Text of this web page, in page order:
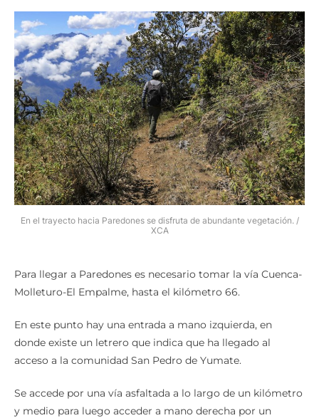
En el trayecto hacia Paredones se disfruta de abundante vegetación. /
XCA
Para llegar a Paredones es necesario tomar la vía Cuenca-
Molleturo-El Empalme, hasta el kilómetro 66.
En este punto hay una entrada a mano izquierda, en
donde existe un letrero que indica que ha llegado al
acceso a la comunidad San Pedro de Yumate.
Se accede por una vía asfaltada a lo largo de un kilómetro
y medio para luego acceder a mano derecha por un